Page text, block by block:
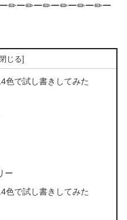
✏ー✏ー✏ー✏ー✏ー✏ー
色で試し書きしてみた
ー
色で試し書きしてみた